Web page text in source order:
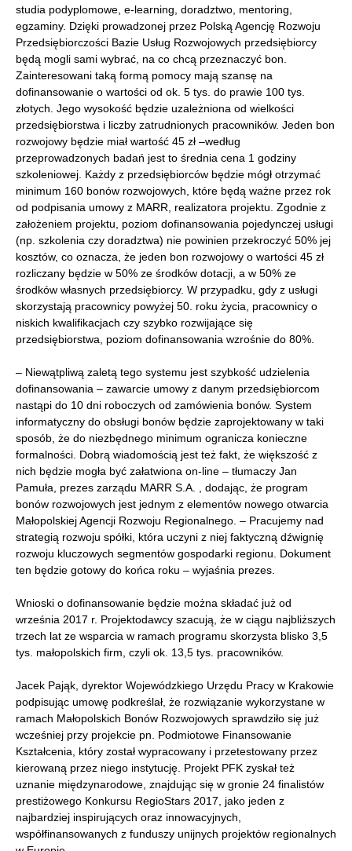
studia podyplomowe, e-learning, doradztwo, mentoring,
egzaminy. Dzięki prowadzonej przez Polską Agencję Rozwoju
Przedsiębiorczości Bazie Usług Rozwojowych przedsiębiorcy
będą mogli sami wybrać, na co chcą przeznaczyć bon.
Zainteresowani taką formą pomocy mają szansę na
dofinansowanie o wartości od ok. 5 tys. do prawie 100 tys.
złotych. Jego wysokość będzie uzależniona od wielkości
przedsiębiorstwa i liczby zatrudnionych pracowników. Jeden bon
rozwojowy będzie miał wartość 45 zł –według
przeprowadzonych badań jest to średnia cena 1 godziny
szkoleniowej. Każdy z przedsiębiorców będzie mógł otrzymać
minimum 160 bonów rozwojowych, które będą ważne przez rok
od podpisania umowy z MARR, realizatora projektu. Zgodnie z
założeniem projektu, poziom dofinansowania pojedynczej usługi
(np. szkolenia czy doradztwa) nie powinien przekroczyć 50% jej
kosztów, co oznacza, że jeden bon rozwojowy o wartości 45 zł
rozliczany będzie w 50% ze środków dotacji, a w 50% ze
środków własnych przedsiębiorcy. W przypadku, gdy z usługi
skorzystają pracownicy powyżej 50. roku życia, pracownicy o
niskich kwalifikacjach czy szybko rozwijające się
przedsiębiorstwa, poziom dofinansowania wzrośnie do 80%.
– Niewątpliwą zaletą tego systemu jest szybkość udzielenia
dofinansowania – zawarcie umowy z danym przedsiębiorcom
nastąpi do 10 dni roboczych od zamówienia bonów. System
informatyczny do obsługi bonów będzie zaprojektowany w taki
sposób, że do niezbędnego minimum ogranicza konieczne
formalności. Dobrą wiadomością jest też fakt, że większość z
nich będzie mogła być załatwiona on-line – tłumaczy Jan
Pamuła, prezes zarządu MARR S.A. , dodając, że program
bonów rozwojowych jest jednym z elementów nowego otwarcia
Małopolskiej Agencji Rozwoju Regionalnego. – Pracujemy nad
strategią rozwoju spółki, która uczyni z niej faktyczną dźwignię
rozwoju kluczowych segmentów gospodarki regionu. Dokument
ten będzie gotowy do końca roku – wyjaśnia prezes.
Wnioski o dofinansowanie będzie można składać już od
września 2017 r. Projektodawcy szacują, że w ciągu najbliższych
trzech lat ze wsparcia w ramach programu skorzysta blisko 3,5
tys. małopolskich firm, czyli ok. 13,5 tys. pracowników.
Jacek Pająk, dyrektor Wojewódzkiego Urzędu Pracy w Krakowie
podpisując umowę podkreślał, że rozwiązanie wykorzystane w
ramach Małopolskich Bonów Rozwojowych sprawdziło się już
wcześniej przy projekcie pn. Podmiotowe Finansowanie
Kształcenia, który został wypracowany i przetestowany przez
kierowaną przez niego instytucję. Projekt PFK zyskał też
uznanie międzynarodowe, znajdując się w gronie 24 finalistów
prestiżowego Konkursu RegioStars 2017, jako jeden z
najbardziej inspirujących oraz innowacyjnych,
współfinansowanych z funduszy unijnych projektów regionalnych